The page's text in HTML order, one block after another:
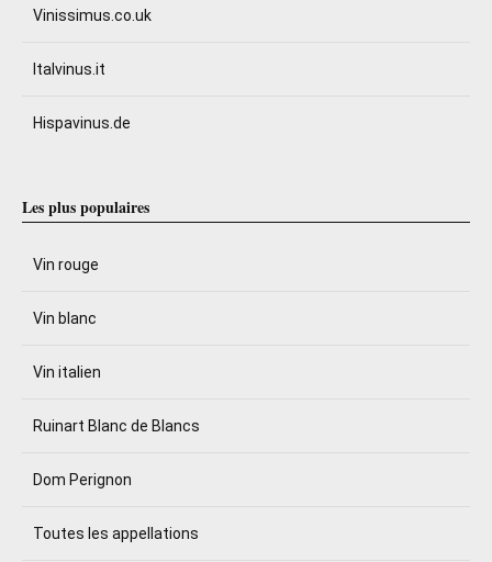
Vinissimus.co.uk
Italvinus.it
Hispavinus.de
Les plus populaires
Vin rouge
Vin blanc
Vin italien
Ruinart Blanc de Blancs
Dom Perignon
Toutes les appellations